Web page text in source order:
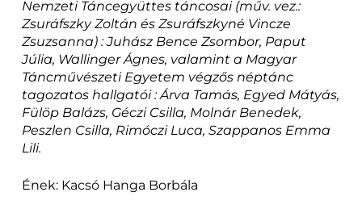
Nemzeti Táncegyüttes táncosai (műv. vez.:
Zsuráfszky Zoltán és Zsuráfszkyné Vincze
Zsuzsanna) : Juhász Bence Zsombor, Paput
Júlia, Wallinger Ágnes, valamint a Magyar
Táncművészeti Egyetem végzős néptánc
tagozatos hallgatói : Árva Tamás, Egyed Mátyás,
Fülöp Balázs, Géczi Csilla, Molnár Benedek,
Peszlen Csilla, Rimóczi Luca, Szappanos Emma
Lili.
Ének: Kacsó Hanga Borbála